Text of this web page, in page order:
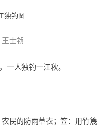
独钓图
王士祯
一人独钓一江秋。
民的防雨草衣；笠：用竹篾